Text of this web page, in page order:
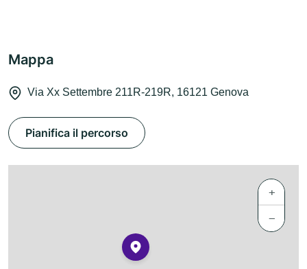
Mappa
Via Xx Settembre 211R-219R, 16121 Genova
Pianifica il percorso
+
−